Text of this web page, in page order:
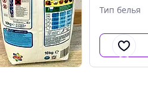
Тип белья
стирки